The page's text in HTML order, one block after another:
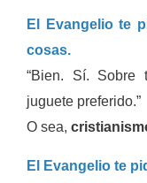
El Evangelio te
cosas.
“Bien. Sí. Sobre
juguete preferido.”
O sea,
El Evangelio te